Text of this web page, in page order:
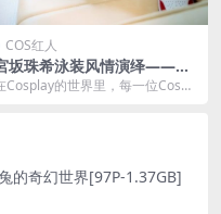
COS红人
坂珠希泳装风情演绎——贞
蜜桃的COSPLAY风采[30P-
388MB]
Cosplay的世界里，每一位Coser
奇幻世界[97P-1.37GB]